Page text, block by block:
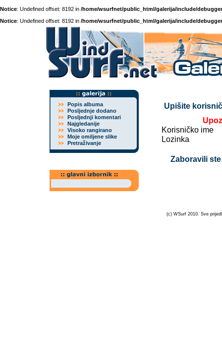
Notice: Undefined offset: 8192 in /home/wsurfnet/public_html/galerija/include/
Notice: Undefined offset: 8192 in /home/wsurfnet/public_html/galerija/include/
Popis albuma
Posljednje dodano
Posljednji komentari
Najgledanije
Visoko rangirano
Moje omiljene slike
Pretraživanje
Upišite
Korisničko ime
Lozinka
Zaboravili
(c) WSurf 2010. Sve